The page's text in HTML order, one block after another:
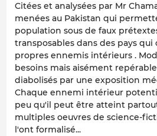
Citées et analysées par Mr
menées au Pakistan qui
population sous de faux
transposables dans des pays qui
propres ennemis intérieurs .
besoins mais aisément
diabolisés par une exposition
Chaque ennemi intérieur
peu qu'il peut être atteint
multiples oeuvres de science-
l'ont formalisé...